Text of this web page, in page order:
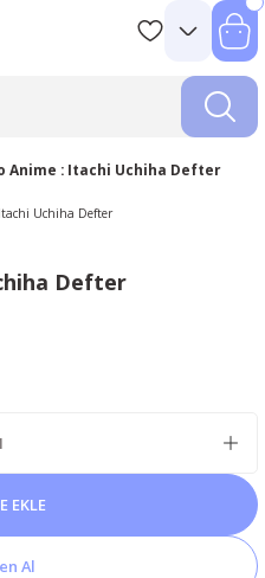
Anime : Itachi Uchiha Defter
Defter
EKLE
Al